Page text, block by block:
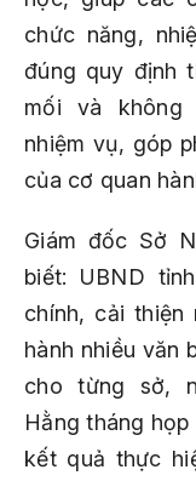
chức năng,
đúng quy định
mối và không
nhiệm vụ, góp
của cơ quan
Giám đốc Sở
biết: UBND
chính, cải
hành nhiều văn
cho từng sở,
Hằng tháng
kết quả thực